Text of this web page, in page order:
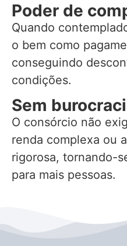
Poder de
Quando
o bem como
conseguindo
condições.
Sem
O consórcio não
renda complexa ou
rigorosa, tornando-
para mais pessoas.